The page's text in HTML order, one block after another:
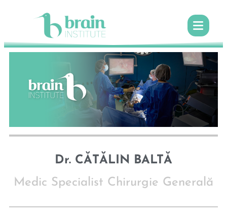
Dr. CĂTĂLIN BALTĂ
Medic Specialist Chirurgie Generală